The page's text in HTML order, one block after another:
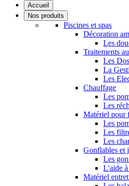
Accueil
Nos produits
Piscines et spas
Décoration
Les
Traitements
Les
La
Les
Chauffage
Les
Les
Matériel pour
Les
Les
Les
Gonflables et
Les
L'aide
Matériel